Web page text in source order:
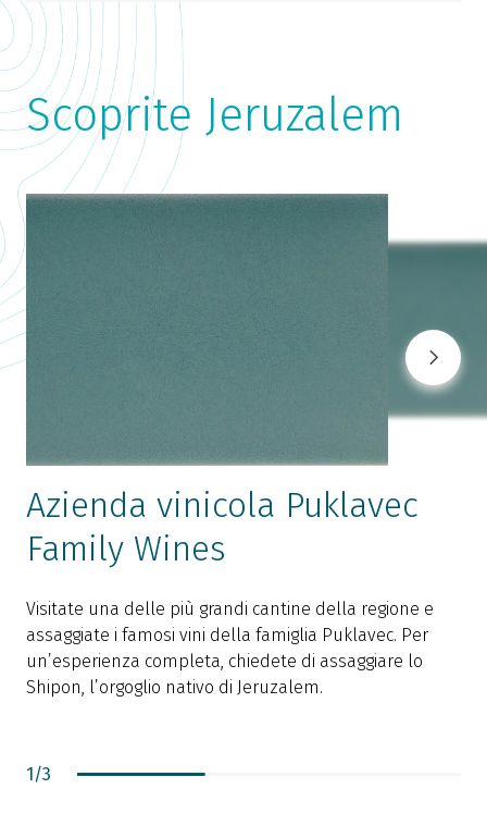
Scoprite Jeruzalem
Azienda vinicola Puklavec
Family Wines
Visitate una delle più grandi cantine della regione e
assaggiate i famosi vini della famiglia Puklavec. Per
un’esperienza completa, chiedete di assaggiare lo
Shipon, l’orgoglio nativo di Jeruzalem.
1/3